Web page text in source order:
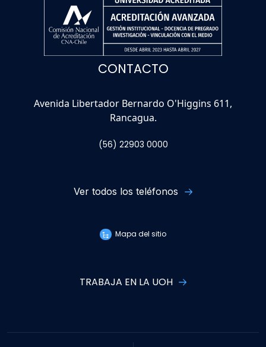
CONTACTO
Avenida Libertador Bernardo O'Higgins 611,
Rancagua.
(56) 22903 0000
Ver todos los teléfonos
Mapa del sitio
TRABAJA EN LA UOH